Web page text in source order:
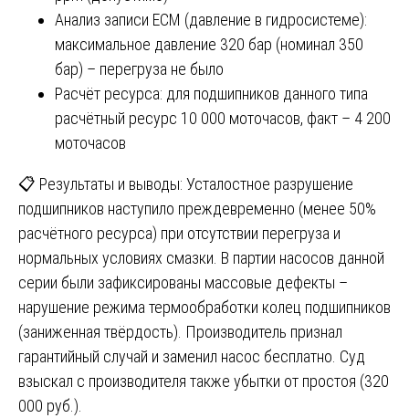
Анализ записи ECM (давление в гидросистеме):
максимальное давление 320 бар (номинал 350
бар) – перегруза не было
Расчёт ресурса: для подшипников данного типа
расчётный ресурс 10 000 моточасов, факт – 4 200
моточасов
📋 Результаты и выводы: Усталостное разрушение
подшипников наступило преждевременно (менее 50%
расчётного ресурса) при отсутствии перегруза и
нормальных условиях смазки. В партии насосов данной
серии были зафиксированы массовые дефекты –
нарушение режима термообработки колец подшипников
(заниженная твёрдость). Производитель признал
гарантийный случай и заменил насос бесплатно. Суд
взыскал с производителя также убытки от простоя (320
000 руб.).